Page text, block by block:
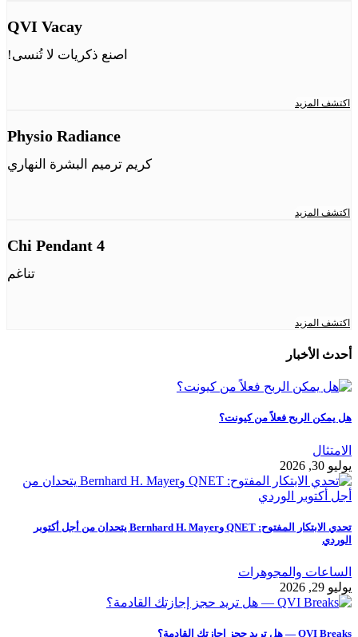
QVI Vacay
اصنع ذكريات لا تُنسى!
اكتشف المزيد
Physio Radiance
كريم ترميم البشرة النهاري
اكتشف المزيد
Chi Pendant 4
تناغم
اكتشف المزيد
أحدث الأخبار
هل يمكن الربح فعلاً من كيونت؟
الامتثال
يوليو 30, 2026
تحدي الابتكار المفتوح: QNET وBernhard H. Mayer يتحدان من أجل أكتوبر
الوردي
الساعات والمجوهرات
يوليو 29, 2026
QVI Breaks — هل تريد حجز إجازتك القادمة؟